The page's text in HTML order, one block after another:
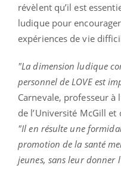
révèlent qu’il est
ludique pour
expériences de vie
"La dimension ludique
personnel de LOVE est
Carnevale, professeur à
de l’Université McGill
"Il en résulte une
promotion de la santé
jeunes, sans leur donner